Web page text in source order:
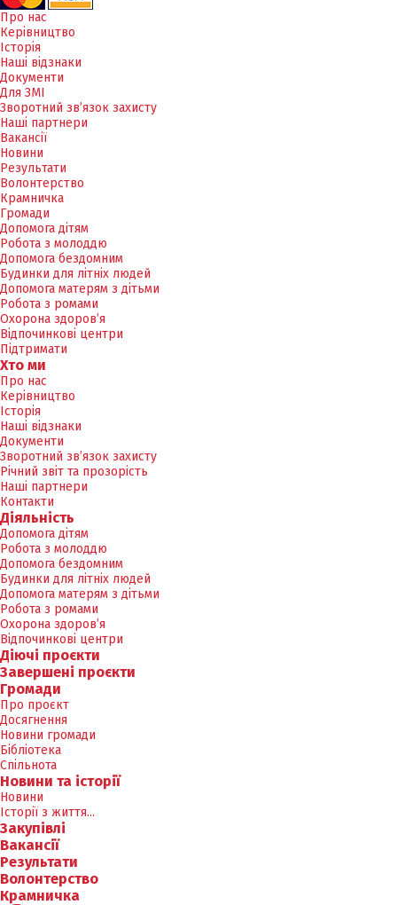
Про нас
Керівництво
Історія
Наші відзнаки
Документи
Для ЗМІ
Зворотний зв’язок захисту
Наші партнери
Вакансії
Новини
Результати
Волонтерство
Крамничка
Громади
Допомога дітям
Робота з молоддю
Допомога бездомним
Будинки для літніх людей
Допомога матерям з дітьми
Робота з ромами
Охорона здоров’я
Відпочинкові центри
Підтримати
Хто ми
Про нас
Керівництво
Історія
Наші відзнаки
Документи
Зворотний зв’язок захисту
Річний звіт та прозорість
Наші партнери
Контакти
Діяльність
Допомога дітям
Робота з молоддю
Допомога бездомним
Будинки для літніх людей
Допомога матерям з дітьми
Робота з ромами
Охорона здоров’я
Відпочинкові центри
Діючі проєкти
Завершені проєкти
Громади
Про проєкт
Досягнення
Новини громади
Бібліотека
Спільнота
Новини та історії
Новини
Історії з життя...
Закупівлі
Вакансії
Результати
Волонтерство
Крамничка